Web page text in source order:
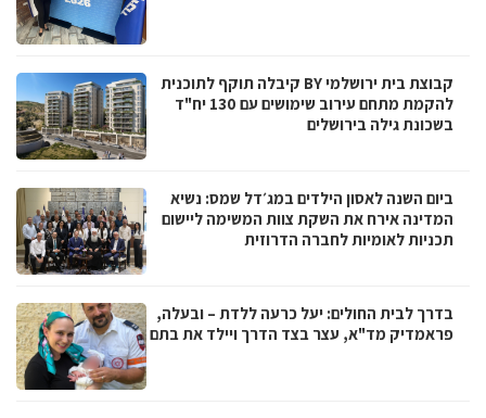
קבוצת בית ירושלמי BY קיבלה תוקף לתוכנית
להקמת מתחם עירוב שימושים עם 130 יח"ד
בשכונת גילה בירושלים
ביום השנה לאסון הילדים במג׳דל שמס: נשיא
המדינה אירח את השקת צוות המשימה ליישום
תכניות לאומיות לחברה הדרוזית
בדרך לבית החולים: יעל כרעה ללדת – ובעלה,
פראמדיק מד"א, עצר בצד הדרך ויילד את בתם